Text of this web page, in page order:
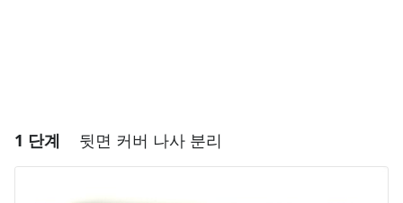
1 단계 뒷면 커버 나사 분리